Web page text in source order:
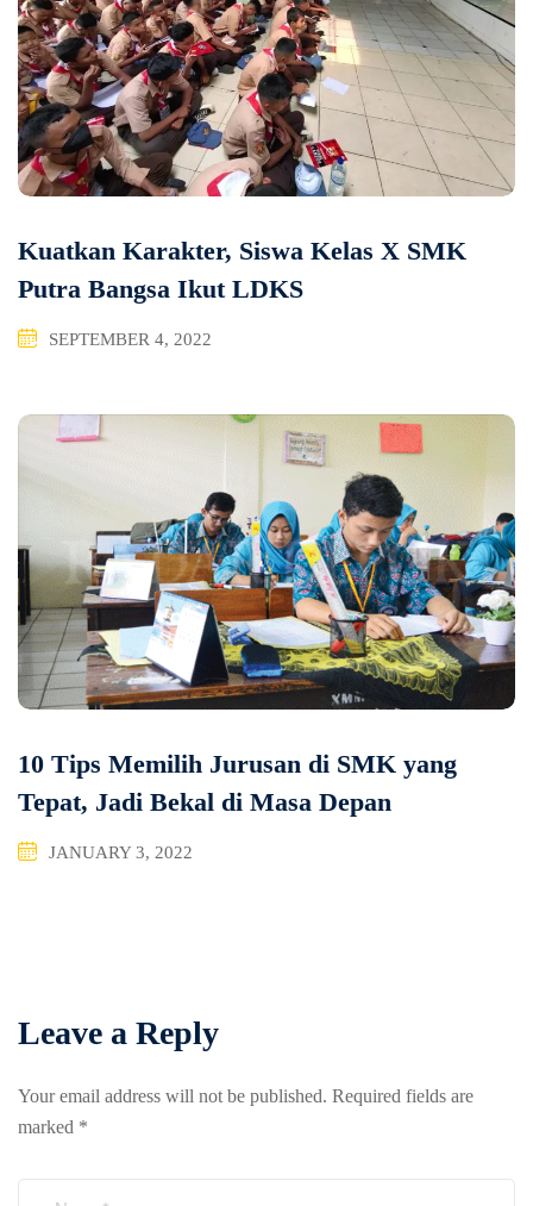
Kuatkan Karakter, Siswa Kelas X SMK
Putra Bangsa Ikut LDKS
SEPTEMBER 4, 2022
10 Tips Memilih Jurusan di SMK yang
Tepat, Jadi Bekal di Masa Depan
JANUARY 3, 2022
Leave a Reply
Your email address will not be published. Required fields are
marked *